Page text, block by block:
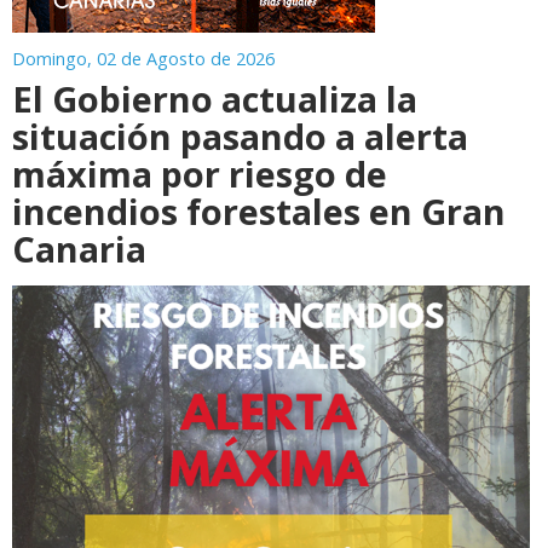
Domingo, 02 de Agosto de 2026
El Gobierno actualiza la
situación pasando a alerta
máxima por riesgo de
incendios forestales en Gran
Canaria